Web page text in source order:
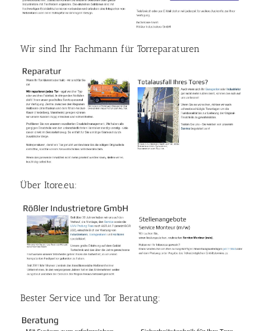
Wir sind Ihr Fachmann für Torreparaturen
Über Itore.eu:
Bester Service und Tor Beratung: